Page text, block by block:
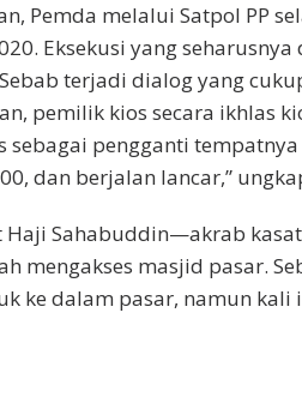
Pemda melalui Satpol PP
Eksekusi yang
terjadi dialog yang
pemilik kios secara ikhlas
pengganti tempatnya
dan berjalan lancar,”
Sahabuddin—akrab
mengakses masjid pasar.
ke dalam pasar, namun kali